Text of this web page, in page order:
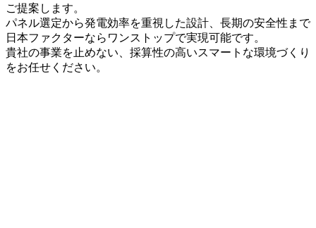
ご提案します。
パネル選定から発電効率を重視した設計、長期の安全性まで
日本ファクターならワンストップで実現可能です。
貴社の事業を止めない、採算性の高いスマートな環境づくり
をお任せください。